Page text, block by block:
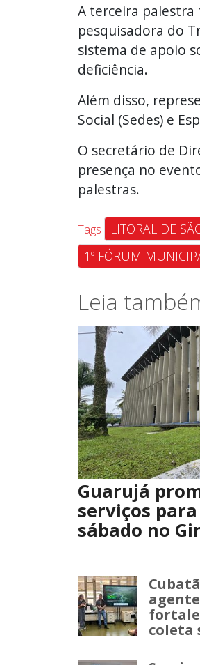
A terceira palestra
pesquisadora do
sistema de apoio
deficiência.
Além disso,
Social (Sedes) e
O secretário de
presença no
palestras.
Tags LITORAL DE
1º FÓRUM
Leia
Guarujá
serviços
sábado no
coleta